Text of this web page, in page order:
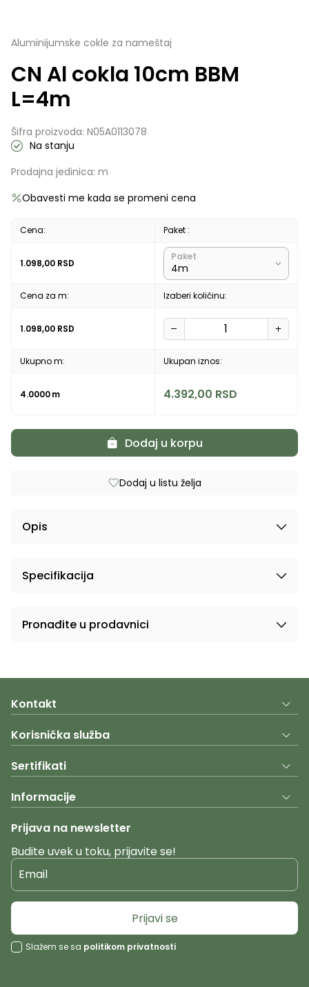
Aluminijumske cokle za nameštaj
CN Al cokla 10cm BBM
L=4m
Šifra proizvoda: N05A0113078
Na stanju
Prodajna jedinica: m
Obavesti me kada se promeni cena
Cena:
1.098,00 RSD
Paket :
Paket
Cena za m:
1.098,00 RSD
Izaberi količinu:
Ukupno m:
4.0000m
Ukupan iznos:
4.392,00 RSD
Dodaj u korpu
Dodaj u listu želja
Opis
Specifikacija
Pronađite u prodavnici
Kontakt
Korisnička služba
Sertifikati
Informacije
Prijava na newsletter
Budite uvek u toku, prijavite se!
Email
Prijavi se
Slažem se sa politikom privatnosti